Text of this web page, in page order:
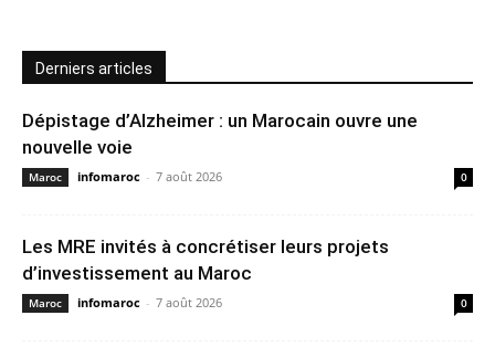
Derniers articles
Dépistage d’Alzheimer : un Marocain ouvre une
nouvelle voie
Maroc infomaroc - 7 août 2026 0
Les MRE invités à concrétiser leurs projets
d’investissement au Maroc
Maroc infomaroc - 7 août 2026 0